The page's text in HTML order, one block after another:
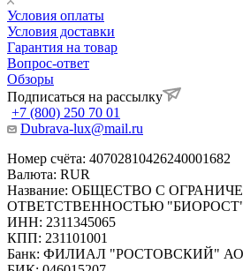
Условия оплаты
Условия доставки
Гарантия на товар
Вопрос-ответ
Обзоры
Подписаться на рассылку
+7 (800) 250 70 01
Dubrava-lux@mail.ru
Номер счёта: 40702810426240001682
Валюта: RUR
Название: ОБЩЕСТВО С
ОТВЕТСТВЕННОСТЬЮ
ИНН: 2311345065
КПП: 231101001
Банк: ФИЛИАЛ "РОСТОВСКИЙ"